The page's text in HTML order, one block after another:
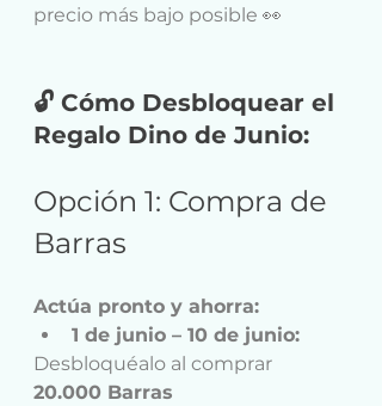
precio más bajo posible 👀
🔓 Cómo Desbloquear el
Regalo Dino de Junio:
Opción 1: Compra de
Barras
Actúa pronto y ahorra:
1 de junio – 10 de junio:
Desbloquéalo al comprar
20.000 Barras